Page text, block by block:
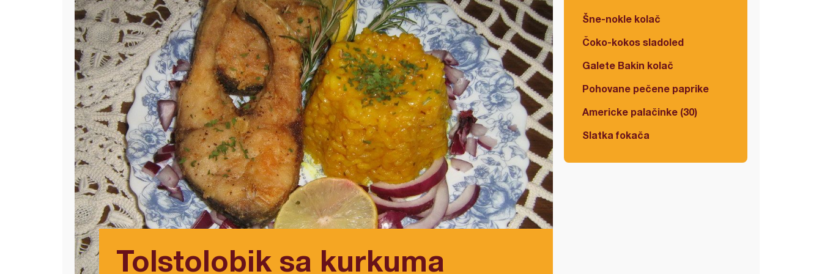
Tolstolobik sa kurkuma
Šne-nokle kolač
Čoko-kokos sladoled
Galete Bakin kolač
Pohovane pečene paprike
Americke palačinke (30)
Slatka fokača